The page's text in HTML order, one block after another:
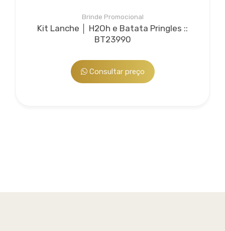
Bee Personalização
Serviço agregado opcional: personalização de brindes
Brinde Promocional
Kit Lanche │ H2Oh e Batata Pringles ::
BT23990
Consultar preço